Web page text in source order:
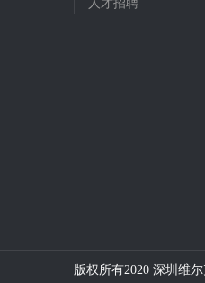
人才招聘
版权所有2020 深圳维